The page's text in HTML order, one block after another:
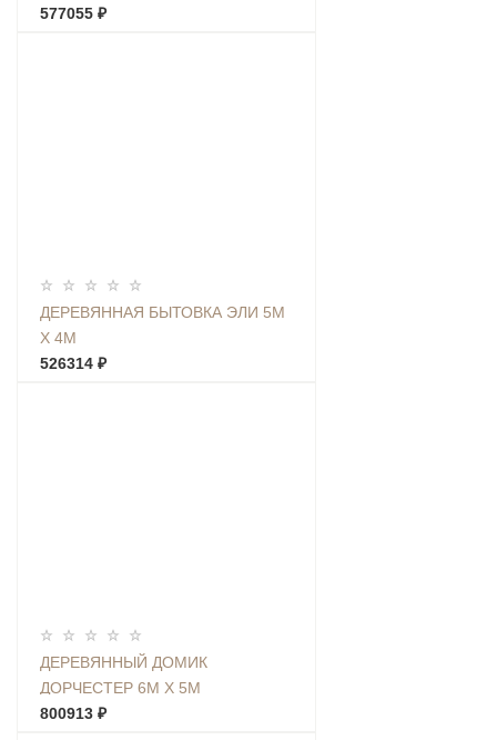
577055 ₽
ДЕРЕВЯННАЯ БЫТОВКА ЭЛИ 5М
Х 4М
526314 ₽
ДЕРЕВЯННЫЙ ДОМИК
ДОРЧЕСТЕР 6М Х 5М
800913 ₽